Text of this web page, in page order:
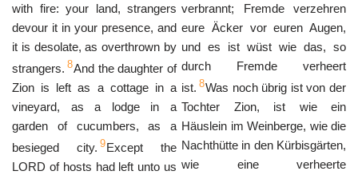
with fire: your land, strangers
devour it in your presence, and
it is desolate, as overthrown by
strangers. 8And the daughter of
Zion is left as a cottage in a
vineyard, as a lodge in a
garden of cucumbers, as a
besieged city. 9Except the
LORD of hosts had left unto us
verbrannt; Fremde verzehren
eure Äcker vor euren Augen,
und es ist wüst wie das, so
durch Fremde verheert
ist. 8Was noch übrig ist von der
Tochter Zion, ist wie ein
Häuslein im Weinberge, wie die
Nachthütte in den Kürbisgärten,
wie eine verheerte